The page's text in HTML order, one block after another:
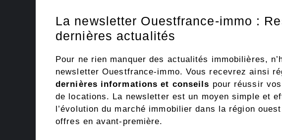
La newsletter Ouestfrance-immo :
dernières actualités
Pour ne rien manquer des actualités immobilières,
newsletter Ouestfrance-immo. Vous recevrez ainsi
dernières informations et conseils pour réussir
de locations. La newsletter est un moyen simple et
l’évolution du marché immobilier dans la région
offres en avant-première.